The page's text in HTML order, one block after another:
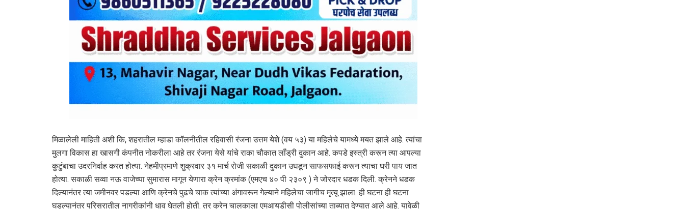
मिळालेली माहिती अशी कि, शहरातील म्हाडा कॉलनीतील रहिवासी रंजना उत्तम येशे (वय ५३) या महिलेचे यामध्ये मयत झाले आहे. त्यांचा
मुलगा विकास हा खासगी कंपनीत नोकरीला आहे तर रंजना येसे यांचे राका चौकात लॉंड्री दुकान आहे. कपडे इस्त्री करून त्या आपल्या
कुटुंबाचा उदरनिर्वाह करत होत्या. नेहमीप्रमाणे शुक्रवार ३१ मार्च रोजी सकाळी दुकान उघडून साफसफाई करून त्याचा घरी पाय जात
होत्या. सकाळी सव्वा नऊ वाजेच्या सुमारास मागून येणारा क्रेन क्रमांक (एमएच ४० पी २३०९ ) ने जोरदार धडक दिली. क्रेनने धडक
दिल्यानंतर त्या जमीनवर पडल्या आणि क्रेनचे पुढचे चाक त्यांच्या अंगावरून गेल्याने महिलेचा जागीच मृत्यू झाला. ही घटना ही घटना
घडल्यानंतर परिसरातील नागरीकांनी धाव घेतली होती. तर क्रेन चालकाला एमआयडीसी पोलीसांच्या ताब्यात देण्यात आले आहे. यावेळी